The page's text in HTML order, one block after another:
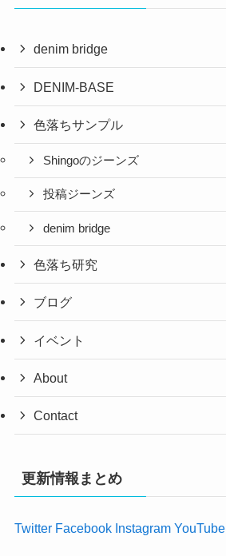
denim bridge
DENIM-BASE
色落ちサンプル
Shingoのジーンズ
投稿ジーンズ
denim bridge
色落ち研究
ブログ
イベント
About
Contact
更新情報まとめ
Twitter Facebook Instagram YouTube